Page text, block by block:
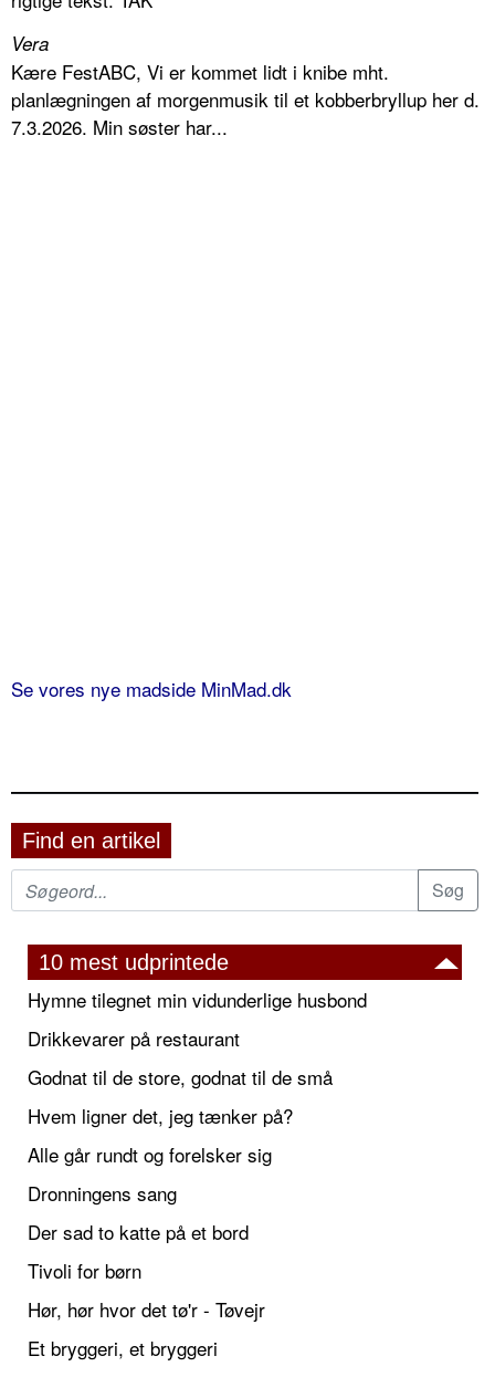
Vera
Kære FestABC, Vi er kommet lidt i knibe mht.
planlægningen af morgenmusik til et kobberbryllup her d.
7.3.2026. Min søster har...
Se vores nye madside MinMad.dk
Find en artikel
10 mest udprintede
Hymne tilegnet min vidunderlige husbond
Drikkevarer på restaurant
Godnat til de store, godnat til de små
Hvem ligner det, jeg tænker på?
Alle går rundt og forelsker sig
Dronningens sang
Der sad to katte på et bord
Tivoli for børn
Hør, hør hvor det tø'r - Tøvejr
Et bryggeri, et bryggeri